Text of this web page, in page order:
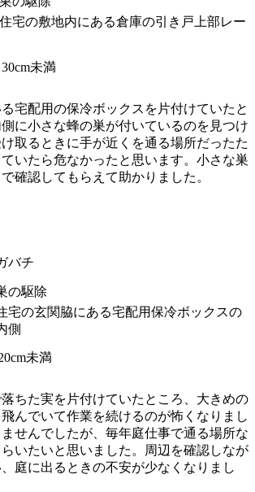
宅の敷地内にある倉庫の引き戸上部レー
未満
宅配用の保冷ボックスを片付けていたと
に小さな蜂の巣が付いているのを見つけ
取るときに手が近くを通る場所だったた
いたら危なかったと思います。小さな巣
確認してもらえて助かりました。
バチ
の駆除
宅の玄関脇にある宅配用保冷ボックスの
側
未満
ちた実を片付けていたところ、大きめの
んでいて作業を続けるのが怖くなりまし
せんでしたが、毎年庭仕事で通る場所な
いたいと思いました。周辺を確認しなが
庭に出るときの不安が少なくなりまし